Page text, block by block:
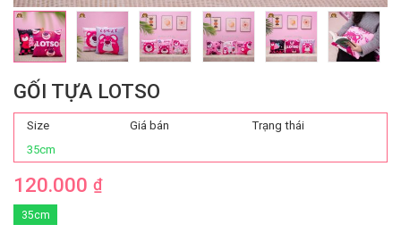
GỐI TỰA LOTSO
Size Giá bán
Trạng thái
35cm
120.000 ₫
35cm